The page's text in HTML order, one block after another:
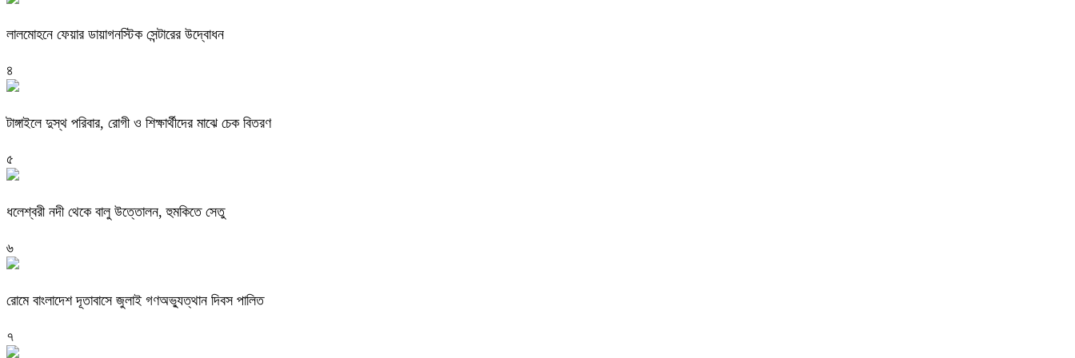
লালমোহনে ফেয়ার ডায়াগনস্টিক সেন্টারের উদ্বোধন
৪
টাঙ্গাইলে দুস্থ পরিবার, রোগী ও শিক্ষার্থীদের মাঝে চেক বিতরণ
৫
ধলেশ্বরী নদী থেকে বালু উত্তোলন, হুমকিতে সেতু
৬
রোমে বাংলাদেশ দূতাবাসে জুলাই গণঅভ্যুত্থান দিবস পালিত
৭